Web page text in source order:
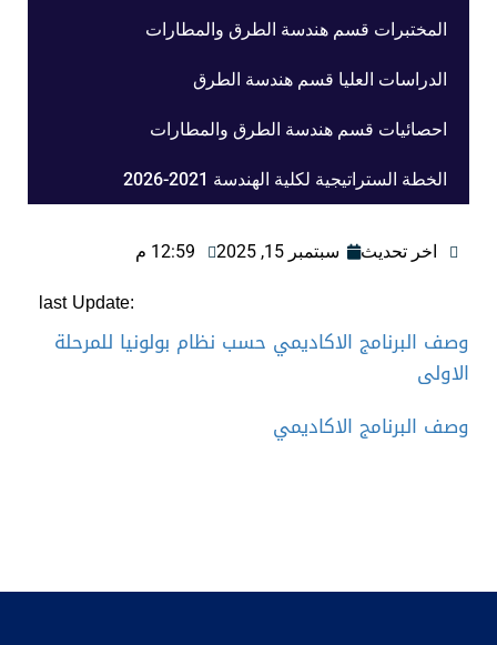
المختبرات قسم هندسة الطرق والمطارات
الدراسات العليا قسم هندسة الطرق
احصائيات قسم هندسة الطرق والمطارات
الخطة الستراتيجية لكلية الهندسة 2021-2026
اخر تحديث سبتمبر 15, 2025 12:59 م
:last Update
وصف البرنامج الاكاديمي حسب نظام بولونيا للمرحلة
الاولى
وصف البرنامج الاكاديمي